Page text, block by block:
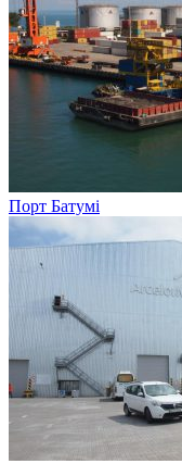
Порт Батумі